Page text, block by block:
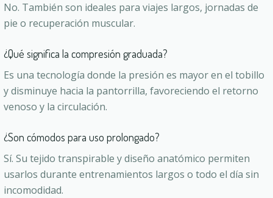
No. También son ideales para viajes largos, jornadas de
pie o recuperación muscular.
¿Qué significa la compresión graduada?
Es una tecnología donde la presión es mayor en el tobillo
y disminuye hacia la pantorrilla, favoreciendo el retorno
venoso y la circulación.
¿Son cómodos para uso prolongado?
Sí. Su tejido transpirable y diseño anatómico permiten
usarlos durante entrenamientos largos o todo el día sin
incomodidad.